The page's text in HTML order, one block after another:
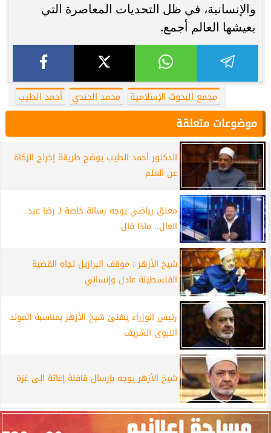
والإنسانية، في ظل التحديات المعاصرة التي
يعيشها العالم أجمع.
مجمع البحوث الإسلامية محمد الجندي أحمد الطيب
موضوعات متعلقة
الدكتور أحمد الطيب يوضح طريقة إخراج الزكاة
عن العلم
معلق رياضي يوجه رسالة خاصة لـ رضا عبد
العال.. ماذا قال
شيخ الأزهر : موقف البرازيل تجاه القضية
الفلسطينة عادل وإنساني
رئيس الوزراء يهنئ شيخ الأزهر بمناسبة المولد
النبوى الشريف
شيخ الأزهر يوجه بإرسال قافلة إغاثة الى غزة